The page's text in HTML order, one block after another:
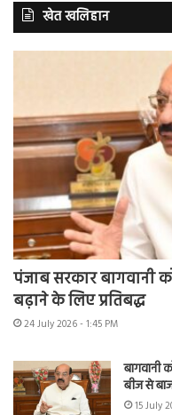
खेत खलिहान
पंजाब सरकार बागवानी
बढ़ाने के लिए प्रतिबद्ध
24 July 2026 - 1:45 PM
बागवानी
बीज से
15 July